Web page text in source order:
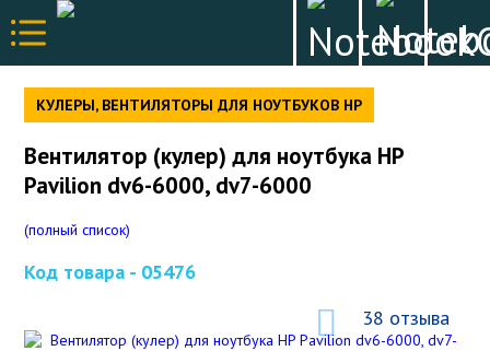
КУЛЕРЫ, ВЕНТИЛЯТОРЫ ДЛЯ НОУТБУКОВ HP
Вентилятор (кулер) для ноутбука HP
Pavilion dv6-6000, dv7-6000
(полный список)
Код товара - 05476
38 отзыва